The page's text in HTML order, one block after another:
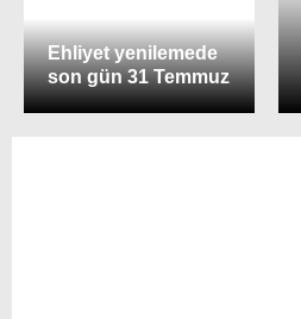
Ehliyet yenilemede
son gün 31 Temmuz